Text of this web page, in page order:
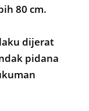
80 cm.
dijerat
pidana